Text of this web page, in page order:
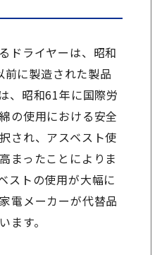
ドライヤーは、昭和
に製造された製品
、昭和61年に国際労
の使用における安全
され、アスベスト使
まったことによりま
ストの使用が大幅に
電メーカーが代替品
ます。